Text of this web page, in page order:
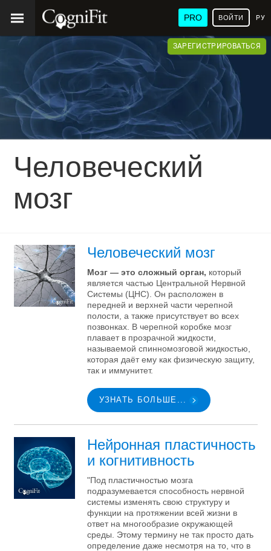
PRO ВОЙТИ
ЗАРЕГИСТРИРОВАТЬСЯ
Человеческий
мозг
Человеческий мозг
Мозг — это сложный орган, который
является частью Центральной Нервной
Системы (ЦНС). Он расположен в
передней и верхней части черепной
полости, а также присутствует во всех
позвонках. В черепной коробке мозг
плавает в прозрачной жидкости,
называемой спинномозговой жидкостью,
которая даёт ему как физическую защиту,
так и иммунитет.
УЗНАТЬ БОЛЬШЕ...
Нейронная пластичность
и когнитивность
"Под пластичностью мозга
подразумевается способность нервной
системы изменять свою структуру и
функции на протяжении всей жизни в
ответ на многообразие окружающей
среды. Этому термину не так просто дать
определение даже несмотря на то, что в